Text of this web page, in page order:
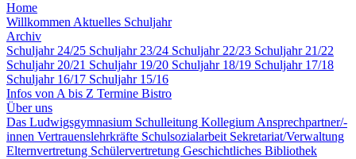
Home
Willkommen Aktuelles Schuljahr
Archiv
Schuljahr 24/25 Schuljahr 23/24 Schuljahr 22/23 Schuljahr 21/22
Schuljahr 20/21 Schuljahr 19/20 Schuljahr 18/19 Schuljahr 17/18
Schuljahr 16/17 Schuljahr 15/16
Infos von A bis Z Termine Bistro
Über uns
Das Ludwigsgymnasium Schulleitung Kollegium Ansprechpartner/-
innen Vertrauenslehrkräfte Schulsozialarbeit Sekretariat/Verwaltung
Elternvertretung Schülervertretung Geschichtliches Bibliothek